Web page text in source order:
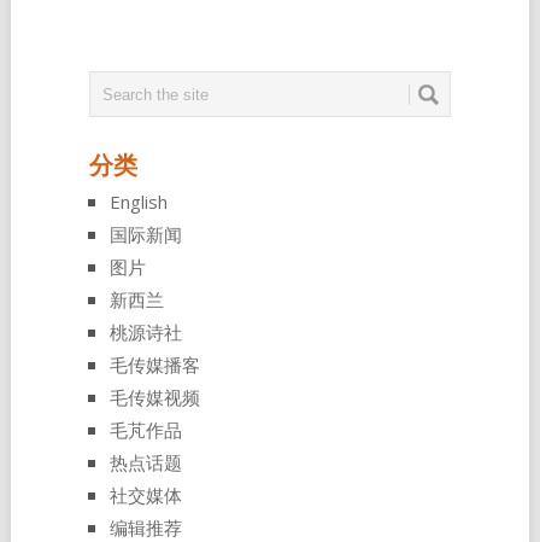
分类
English
国际新闻
图片
新西兰
桃源诗社
毛传媒播客
毛传媒视频
毛芃作品
热点话题
社交媒体
编辑推荐